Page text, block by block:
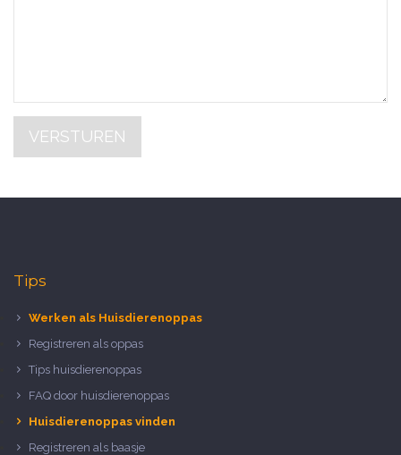
VERSTUREN
Tips
Werken als Huisdierenoppas
Registreren als oppas
Tips huisdierenoppas
FAQ door huisdierenoppas
Huisdierenoppas vinden
Registreren als baasje